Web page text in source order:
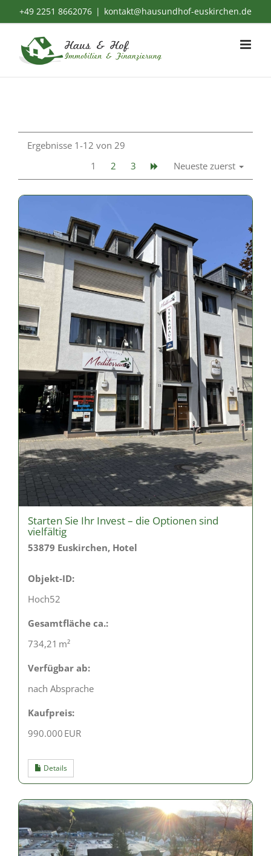
springen
+49 2251 8662076 | kontakt@hausundhof-euskirchen.de
Ergebnisse 1-12 von 29
1
2 3 Neueste zuerst
Starten Sie Ihr Invest – die Optionen sind
vielfältig
53879 Euskirchen, Hotel
Objekt-ID:
Hoch52
Gesamtfläche ca.:
734,21 m²
Verfügbar ab:
nach Absprache
Kaufpreis:
990.000 EUR
Details